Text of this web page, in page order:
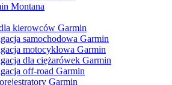
Montana
kierowców Garmin
samochodowa Garmin
motocyklowa Garmin
dla ciężarówek Garmin
off-road Garmin
Garmin